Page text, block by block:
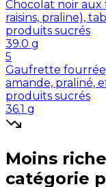
Chocolat noir aux
raisins, praline),
produits sucrés
39.0 g
5
Gaufrette
amande, praliné,
produits sucrés
36.1 g
Moins
catégorie